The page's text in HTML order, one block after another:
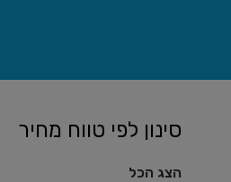
סינון לפי טווח מחיר
הצג הכל